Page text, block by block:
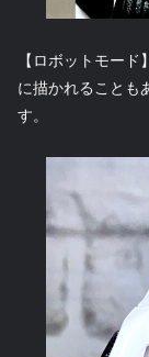
【ロボットモー
に描かれることも
す。